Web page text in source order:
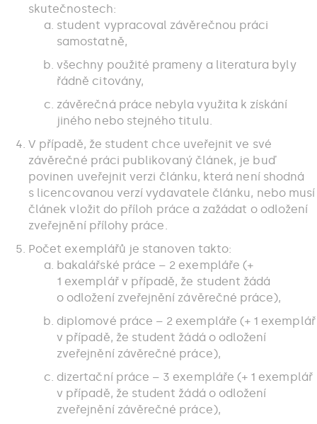
skutečnostech:
student vypracoval závěrečnou práci
samostatně,
všechny použité prameny a literatura byly
řádně citovány,
závěrečná práce nebyla využita k získání
jiného nebo stejného titulu.
V případě, že student chce uveřejnit ve své
závěrečné práci publikovaný článek, je buď
povinen uveřejnit verzi článku, která není shodná
s licencovanou verzí vydavatele článku, nebo musí
článek vložit do příloh práce a zažádat o odložení
zveřejnění přílohy práce.
Počet exemplářů je stanoven takto:
bakalářské práce – 2 exempláře (+
1 exemplář v případě, že student žádá
o odložení zveřejnění závěrečné práce),
diplomové práce – 2 exempláře (+ 1 exemplář
v případě, že student žádá o odložení
zveřejnění závěrečné práce),
dizertační práce – 3 exempláře (+ 1 exemplář
v případě, že student žádá o odložení
zveřejnění závěrečné práce),